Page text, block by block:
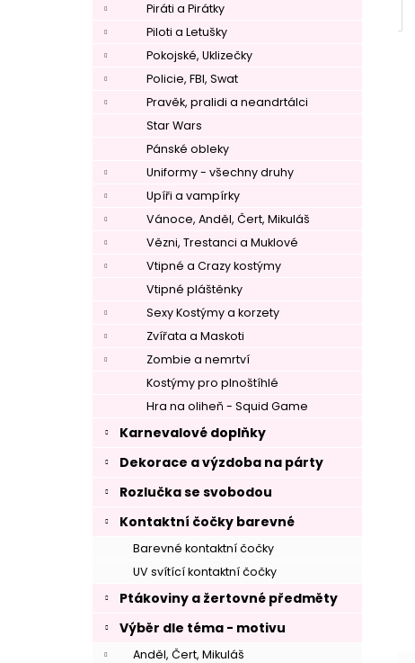
Piráti a Pirátky
Piloti a Letušky
Pokojské, Uklizečky
Policie, FBI, Swat
Pravěk, pralidi a neandrtálci
Star Wars
Pánské obleky
Uniformy - všechny druhy
Upíři a vampírky
Vánoce, Anděl, Čert, Mikuláš
Vězni, Trestanci a Muklové
Vtipné a Crazy kostýmy
Vtipné pláštěnky
Sexy Kostýmy a korzety
Zvířata a Maskoti
Zombie a nemrtví
Kostýmy pro plnoštíhlé
Hra na oliheň - Squid Game
Karnevalové doplňky
Dekorace a výzdoba na párty
Rozlučka se svobodou
Kontaktní čočky barevné
Barevné kontaktní čočky
UV svítící kontaktní čočky
Ptákoviny a žertovné předměty
Výběr dle téma - motivu
Anděl, Čert, Mikuláš